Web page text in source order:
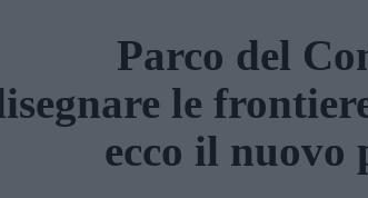
Parco del
le
ecco il nuovo